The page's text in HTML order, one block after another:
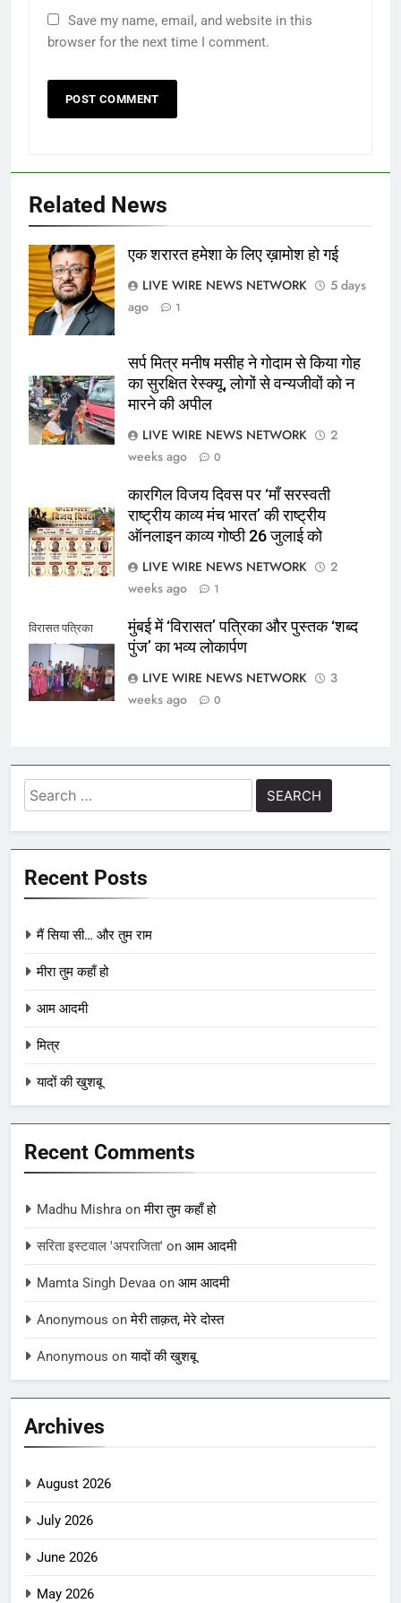
Save my name, email, and website in this
browser for the next time I comment.
Related News
गिरधारी अरोरा
एक शरारत हमेशा के लिए ख़ामोश हो गई
LIVE WIRE NEWS NETWORK
5 days
ago
1
सर्प मित्र मनीष मसीह ने गोदाम से किया गोह
का सुरक्षित रेस्क्यू, लोगों से वन्यजीवों को न
मारने की अपील
LIVE WIRE NEWS NETWORK
2
weeks ago
0
कारगिल विजय दिवस पर ‘माँ सरस्वती
राष्ट्रीय काव्य मंच भारत’ की राष्ट्रीय
ऑनलाइन काव्य गोष्ठी 26 जुलाई को
LIVE WIRE NEWS NETWORK
2
weeks ago
1
विरासत पत्रिका
लोकार्पण
मुंबई में ‘विरासत’ पत्रिका और पुस्तक ‘शब्द
पुंज’ का भव्य लोकार्पण
LIVE WIRE NEWS NETWORK
3
weeks ago
0
Search
for:
Recent Posts
मैं सिया सी… और तुम राम
मीरा तुम कहाँ हो
आम आदमी
मित्र
यादों की खुशबू
Recent Comments
Madhu Mishra onमीरा तुम कहाँ हो
सरिता इस्टवाल 'अपराजिता' on आम आदमी
Mamta Singh Devaa on आम आदमी
Anonymous onमेरी ताक़त, मेरे दोस्त
Anonymous onयादों की खुशबू
Archives
August 2026
July 2026
June 2026
May 2026